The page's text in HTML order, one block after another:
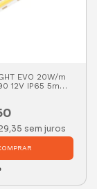
EVO 20W/m
12V IP65 5m
sem juros